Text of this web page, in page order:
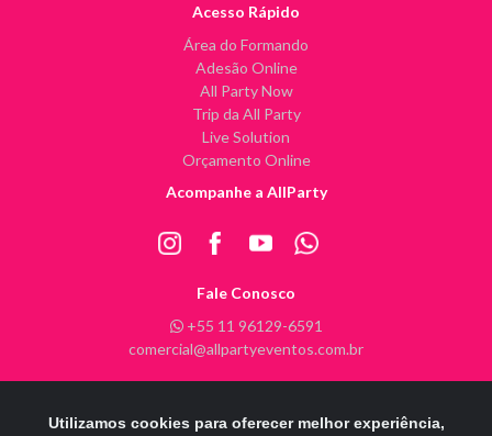
Utilizamos cookies para oferecer melhor experiência,
Acesso Rápido
Área do Formando
Adesão Online
All Party Now
Trip da All Party
Live Solution
Orçamento Online
Acompanhe a AllParty
Fale Conosco
+55 11 96129-6591
comercial@allpartyeventos.com.br